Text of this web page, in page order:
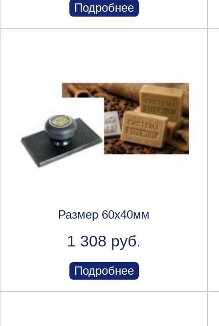
Подробнее
Размер 60х40мм
1 308 руб.
Подробнее